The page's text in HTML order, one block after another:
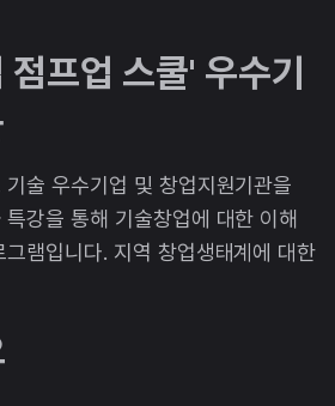
프업 스쿨' 우수기
술 우수기업 및 창업지원기관을
강을 통해 기술창업에 대한 이해
램입니다. 지역 창업생태계에 대한